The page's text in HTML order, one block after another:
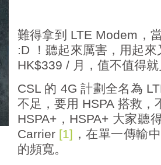
難得拿到 LTE Modem，
:D ！聽起來厲害，用起
HK$339 / 月，值不值得就
CSL 的 4G 計劃全名為
不足，要用 HSPA 搭救
HSPA+，HSPA+ 大家聽
Carrier [1] ，在單一傳輸
的頻寬。